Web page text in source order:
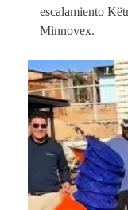
escalamiento
Minnovex.